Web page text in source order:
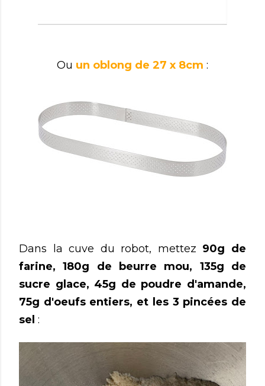
Ou un oblong de 27 x 8cm :
Dans la cuve du robot, mettez 90g de
farine, 180g de beurre mou, 135g de
sucre glace, 45g de poudre d'amande,
75g d'oeufs entiers, et les 3 pincées de
sel :